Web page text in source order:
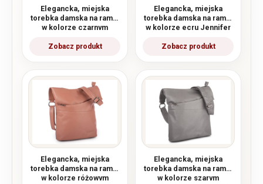
Elegancka, miejska
torebka damska na ramię
w kolorze czarnym
Elegancka, miejska
torebka damska na ramię
w kolorze ecru Jennifer
Elegancka, miejska
torebka damska na ramię
w kolorze różowym
Elegancka, miejska
torebka damska na ramię
w kolorze szarym